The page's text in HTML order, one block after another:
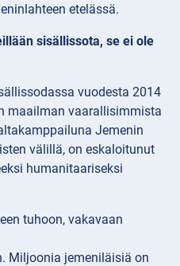
etelässä.
sisällissota, se ei ole
vuodesta 2014
maailman vaarallisimmista
Jemenin
välillä, on eskaloitunut
humanitaariseksi
tuhoon, vakavaan
Miljoonia jemeniläisiä on